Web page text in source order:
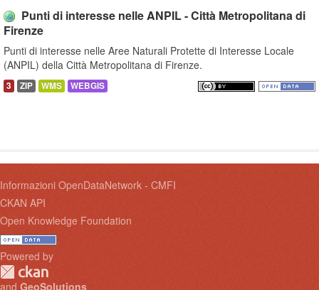
Punti di interesse nelle ANPIL - Città Metropolitana di
Firenze
Punti di interesse nelle Aree Naturali Protette di Interesse Locale
(ANPIL) della Città Metropolitana di Firenze.
3 ZIP WMS WEBGIS
Informazioni OpenDataNetwork - CMFI
CKAN API
Open Knowledge Foundation
Powered by
and GeoSolutions